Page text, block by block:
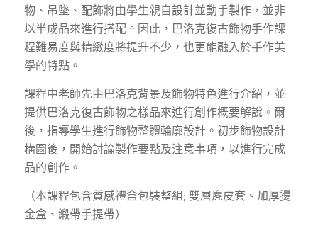
物、吊墜、配飾將由學生親自設計並動手製作，並非
以半成品來進行搭配。因此，巴洛克復古飾物手作課
程難易度與精緻度將提升不少，也更能融入於手作美
學的特點。
課程中老師先由巴洛克背景及飾物特色進行介紹，並
提供巴洛克復古飾物之樣品來進行創作概要解說。爾
後，指導學生進行飾物整體輪廓設計。初步飾物設計
構圖後，開始討論製作要點及注意事項，以進行完成
品的創作。
（本課程包含質感禮盒包裝整組; 雙層麂皮套、加厚燙
金盒、緞帶手提帶）